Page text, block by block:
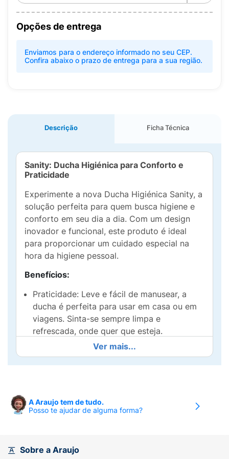
Opções de entrega
Enviamos para o endereço informado no seu CEP.
Confira abaixo o prazo de entrega para a sua região.
Descrição Ficha Técnica
Sanity: Ducha Higiénica para Conforto e
Praticidade
Experimente a nova Ducha Higiénica Sanity, a
solução perfeita para quem busca higiene e
conforto em seu dia a dia. Com um design
inovador e funcional, este produto é ideal
para proporcionar um cuidado especial na
hora da higiene pessoal.
Benefícios:
Praticidade: Leve e fácil de manusear, a
ducha é perfeita para usar em casa ou em
viagens. Sinta-se sempre limpa e
refrescada, onde quer que esteja.
Higiene Superior: A ducha permite uma
limpeza mais eficaz, garantindo maior
Design Atraente: Disponível em cores
vibrantes, combina funcionalidade com
Como Usar:
Ver mais...
A Araujo tem de tudo.
Posso te ajudar de alguma forma?
Sobre a Araujo